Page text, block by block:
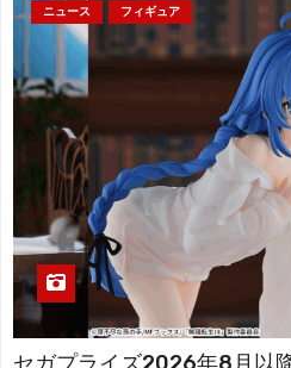
ニュース フィギュア